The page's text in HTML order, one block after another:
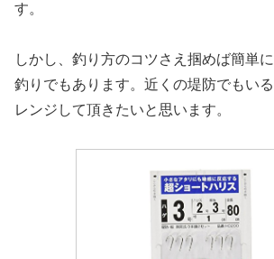
す。
しかし、釣り方のコツさえ掴めば簡単
釣りでもあります。近くの堤防でもい
レンジして頂きたいと思います。